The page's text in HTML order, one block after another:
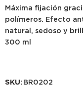
Máxima fijación
polímeros. Efecto
natural, sedoso y
300 ml
SKU:BR0202